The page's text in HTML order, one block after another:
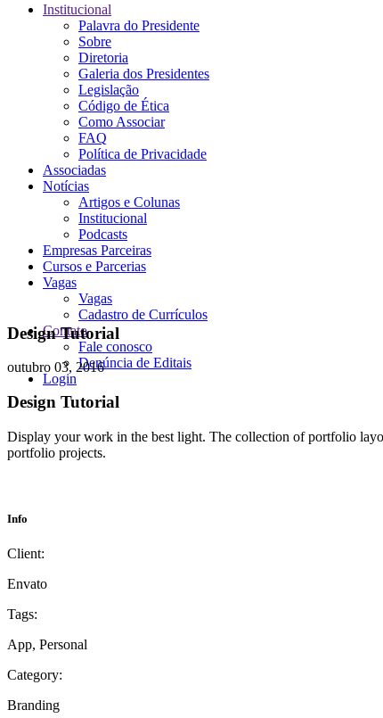
Institucional
Palavra do Presidente
Sobre
Diretoria
Galeria dos Presidentes
Legislação
Código de Ética
Como Associar
FAQ
Política de Privacidade
Associadas
Notícias
Artigos e Colunas
Institucional
Podcasts
Empresas Parceiras
Cursos e Parcerias
Vagas
Vagas
Cadastro de Currículos
Contato
Fale conosco
Denúncia de Editais
Login
Design Tutorial
outubro 03, 2016
Design Tutorial
Display your work in the best light. The collection of portfolio
portfolio projects.
Info
Client:
Envato
Tags:
App, Personal
Category:
Branding